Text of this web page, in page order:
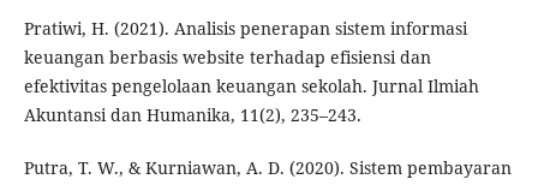
Pratiwi, H. (2021). Analisis penerapan sistem informasi
keuangan berbasis website terhadap efisiensi dan
efektivitas pengelolaan keuangan sekolah. Jurnal Ilmiah
Akuntansi dan Humanika, 11(2), 235–243.
Putra, T. W., & Kurniawan, A. D. (2020). Sistem pembayaran